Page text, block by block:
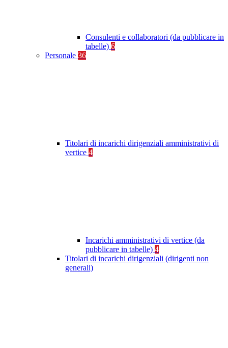
Consulenti e collaboratori (da pubblicare in
tabelle) 6
Personale 36
Titolari di incarichi dirigenziali amministrativi di
vertice 4
Incarichi amministrativi di vertice (da
pubblicare in tabelle) 4
Titolari di incarichi dirigenziali (dirigenti non
generali)